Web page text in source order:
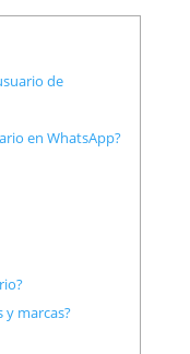
de
en WhatsApp?
y marcas?